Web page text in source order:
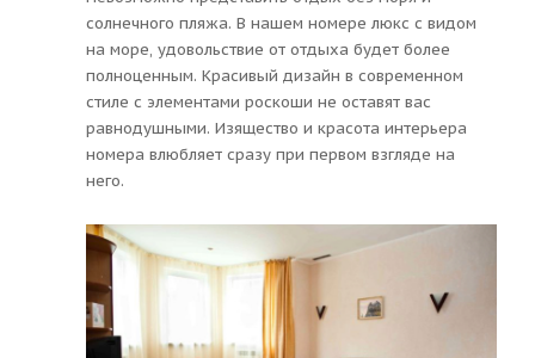
солнечного пляжа. В нашем номере люкс с видом
на море, удовольствие от отдыха будет более
полноценным. Красивый дизайн в современном
стиле с элементами роскоши не оставят вас
равнодушными. Изящество и красота интерьера
номера влюбляет сразу при первом взгляде на
него.